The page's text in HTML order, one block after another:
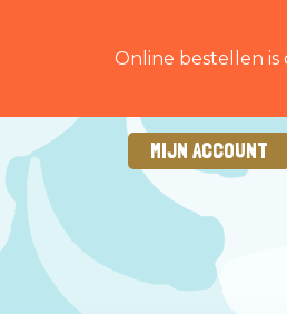
Online bestellen is
MIJN ACCOUNT